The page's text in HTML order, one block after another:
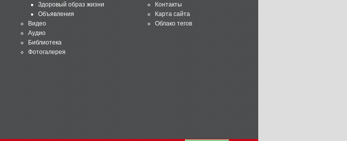
Здоровый образ жизни
Объявления
Видео
Аудио
Библиотека
Фотогалерея
Контакты
Карта сайта
Облако тегов